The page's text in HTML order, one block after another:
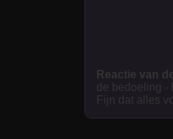
Reactie van
de bedoeling -
Fijn dat alles